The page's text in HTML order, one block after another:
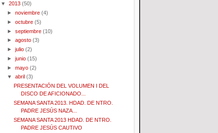
▼ 2013 (50)
►noviembre(4)
►octubre(5)
►septiembre(10)
►agosto(3)
►julio(2)
►junio(15)
►mayo(2)
▼abril(3)
PRESENTACIÓN DEL VOLUMEN I DEL
DISCO DE AFICIONADO...
SEMANA SANTA 2013. HDAD. DE NTRO.
PADRE JESÚS NAZA...
SEMANA SANTA 2013 HDAD. DE NTRO.
PADRE JESÚS CAUTIVO